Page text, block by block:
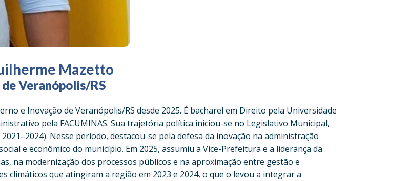
Mazetto
Veranópolis/RS
e Inovação de Veranópolis/RS desde 2025. É bacharel em Direito pela Universidade
pela FACUMINAS. Sua trajetória política iniciou-se no Legislativo Municipal,
Nesse período, destacou-se pela defesa da inovação na administração
e econômico do município. Em 2025, assumiu a Vice-Prefeitura e a liderança da
na modernização dos processos públicos e na aproximação entre gestão e
que atingiram a região em 2023 e 2024, o que o levou a integrar a